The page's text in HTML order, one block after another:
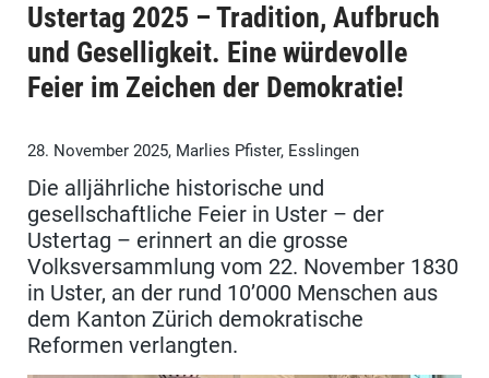
Ustertag 2025 – Tradition, Aufbruch
und Geselligkeit. Eine würdevolle
Feier im Zeichen der Demokratie!
28. November 2025, Marlies Pfister, Esslingen
Die alljährliche historische und
gesellschaftliche Feier in Uster – der
Ustertag – erinnert an die grosse
Volksversammlung vom 22. November 1830
in Uster, an der rund 10’000 Menschen aus
dem Kanton Zürich demokratische
Reformen verlangten.